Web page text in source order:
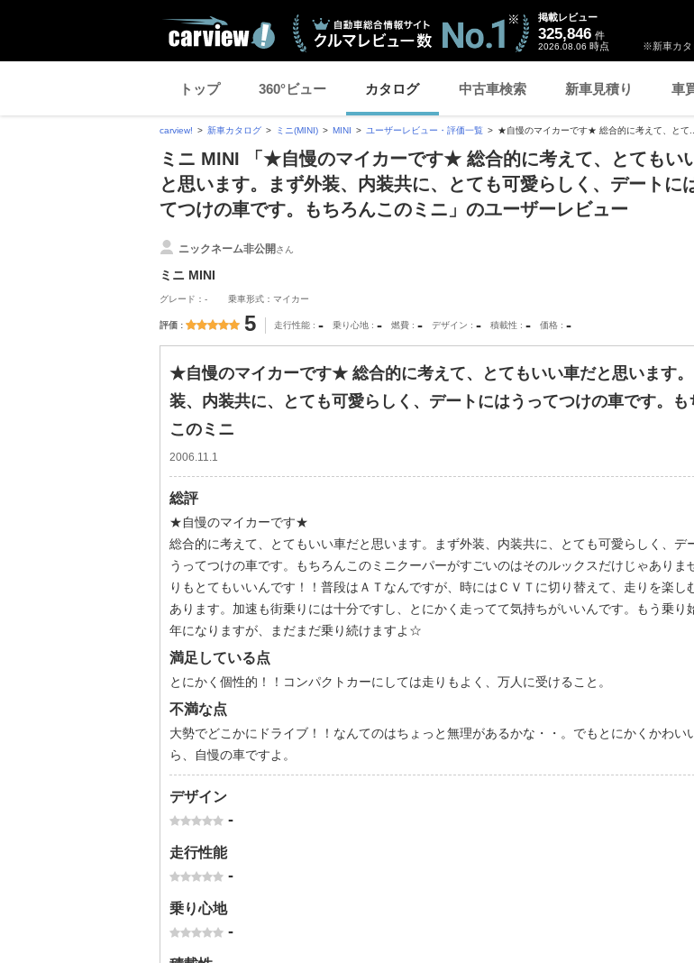
※新車カタ
掲載レビュー
325,846 件
2026.08.06 時点
トップ 360°ビュー カタログ 中古車検索 新車見積り 車
carview! 新車カタログ ミニ(MINI) MINI ユーザーレビュー・評価一覧 ★自慢のマイカーです★ 総合的に考えて、とて...
ミニ MINI 「★自慢のマイカーです★ 総合的に考えて、とてもい
と思います。まず外装、内装共に、とても可愛らしく、デートに
てつけの車です。もちろんこのミニ」のユーザーレビュー
ニックネーム非公開さん
ミニ MINI
グレード：- 乗車形式：マイカー
評価 5 走行性能 - 乗り心地 - 燃費 - デザイン - 積載性 - 価格 -
★自慢のマイカーです★ 総合的に考えて、とてもいい車だと思います
装、内装共に、とても可愛らしく、デートにはうってつけの車です。も
このミニ
2006.11.1
総評
★自慢のマイカーです★
総合的に考えて、とてもいい車だと思います。まず外装、内装共に、とても可愛らしく、デ
うってつけの車です。もちろんこのミニクーパーがすごいのはそのルックスだけじゃありま
りもとてもいいんです！！普段はＡＴなんですが、時にはＣＶＴに切り替えて、走りを楽し
あります。加速も街乗りには十分ですし、とにかく走ってて気持ちがいいんです。もう乗り
年になりますが、まだまだ乗り続けますよ☆
満足している点
とにかく個性的！！コンパクトカーにしては走りもよく、万人に受けること。
不満な点
大勢でどこかにドライブ！！なんてのはちょっと無理があるかな・・。でもとにかくかわい
ら、自慢の車ですよ。
デザイン
-
走行性能
-
乗り心地
-